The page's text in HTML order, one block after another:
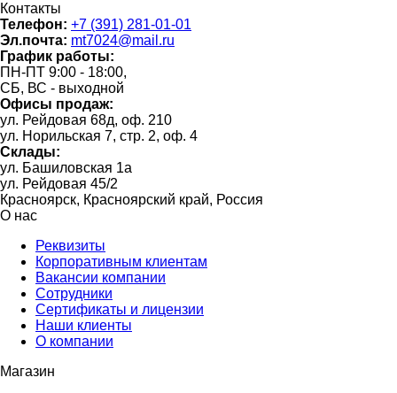
Контакты
Телефон: +7 (391) 281-01-01
Эл.почта: mt7024@mail.ru
График работы:
ПН-ПТ 9:00 - 18:00,
СБ, ВС - выходной
Офисы продаж:
ул. Рейдовая 68д, оф. 210
ул. Норильская 7, стр. 2, оф. 4
Склады:
ул. Башиловская 1а
ул. Рейдовая 45/2
Красноярск, Красноярский край, Россия
О нас
Реквизиты
Корпоративным клиентам
Вакансии компании
Сотрудники
Сертификаты и лицензии
Наши клиенты
О компании
Магазин